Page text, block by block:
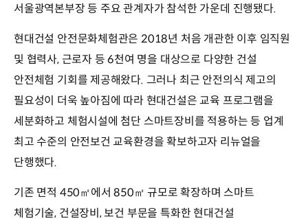
서울광역본부장 등 주요 관계자가 참석한 가운데 진행됐다.
현대건설 안전문화체험관은 2018년 처음 개관한 이후 임직원
및 협력사, 근로자 등 6천여 명을 대상으로 다양한 건설
안전체험 기회를 제공해왔다. 그러나 최근 안전의식 제고의
필요성이 더욱 높아짐에 따라 현대건설은 교육 프로그램을
세분화하고 체험시설에 첨단 스마트장비를 적용하는 등 업계
최고 수준의 안전보건 교육환경을 확보하고자 리뉴얼을
단행했다.
기존 면적 450㎡에서 850㎡ 규모로 확장하며 스마트
체험기술, 건설장비, 보건 부문을 특화한 현대건설